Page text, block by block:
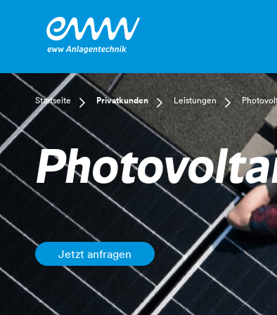
Jetzt anfragen
Startseite
Dropdown Startseite
Privatkunden
Businesskunden
Mehr
Privatkunden
Dropdown Privatkunden
Versorgung
Leistungen
Kundenservice
Leistungen
Dropdown
Photovoltaik
Installateur
Elektriker
E-Mobilität